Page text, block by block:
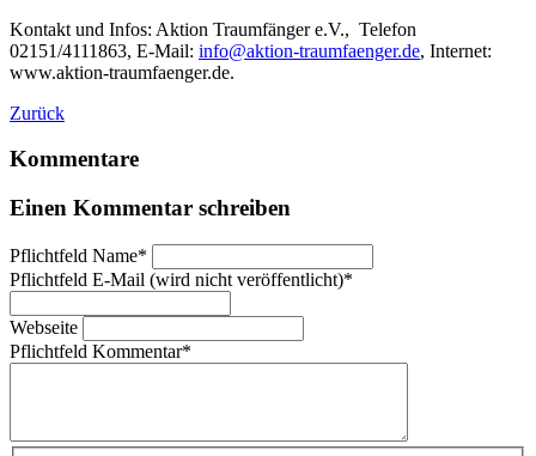
Kontakt und Infos: Aktion Traumfänger e.V., Telefon
02151/4111863, E-Mail: info@aktion-traumfaenger.de, Internet:
www.aktion-traumfaenger.de.
Zurück
Kommentare
Einen Kommentar schreiben
Pflichtfeld Name*
Pflichtfeld E-Mail (wird nicht veröffentlicht)*
Webseite
Pflichtfeld Kommentar*